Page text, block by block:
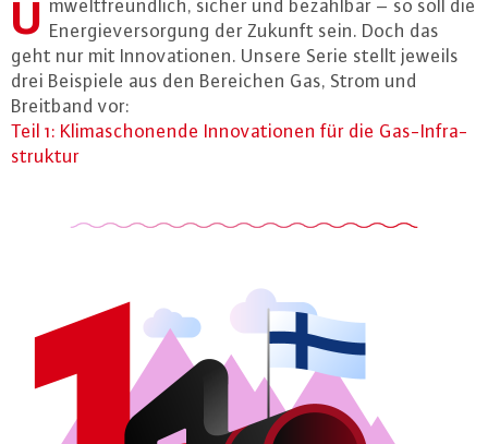
U mwelt­freund­lich, sicher und bezahlbar – so soll die
En­er­gie­ver­sor­gung der Zukunft sein. Doch das
geht nur mit In­no­va­tio­nen. Unsere Serie stellt jeweils
drei Beispiele aus den Bereichen Gas, Strom und
Breitband vor:
Teil 1: Kli­ma­scho­nen­de In­no­va­tio­nen für die Gas-In­fra­
struk­tur